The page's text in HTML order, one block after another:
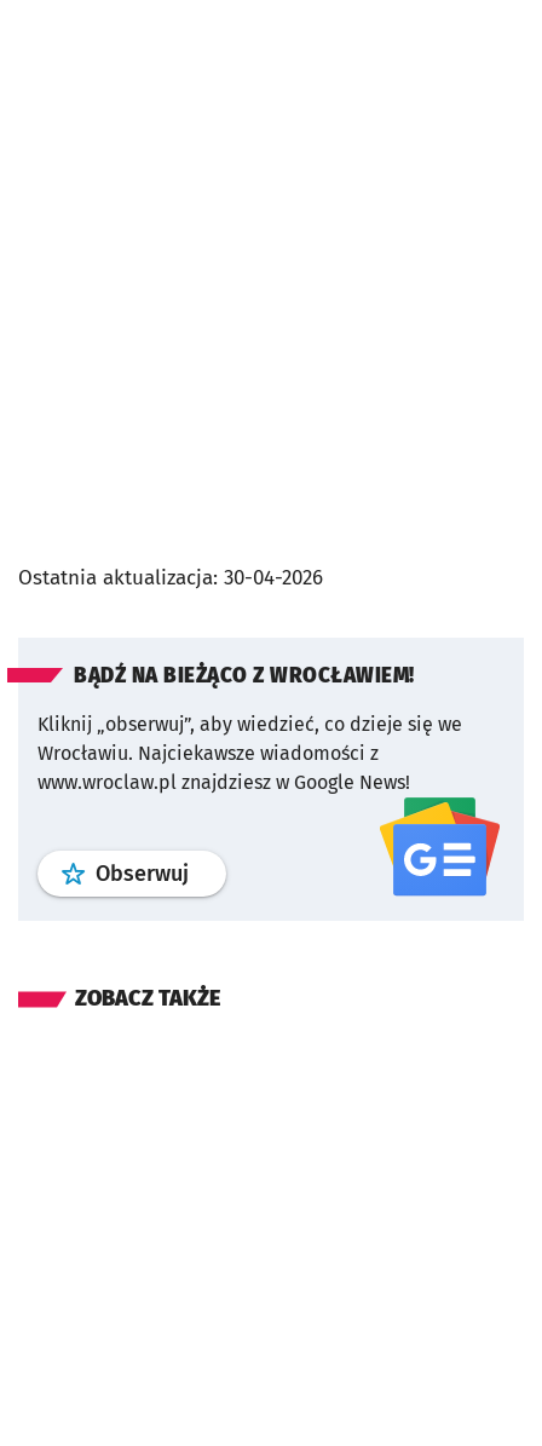
Ostatnia aktualizacja: 30-04-2026
BĄDŹ NA BIEŻĄCO Z WROCŁAWIEM!
Kliknij „obserwuj”, aby wiedzieć, co dzieje się we
Wrocławiu. Najciekawsze wiadomości z
www.wroclaw.pl znajdziesz w Google News!
Obserwuj profil serwisu
ZOBACZ TAKŻE